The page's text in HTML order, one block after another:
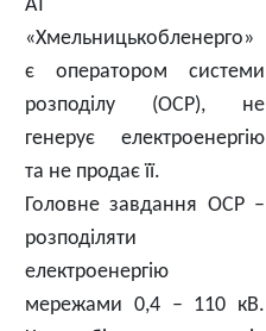
АТ
«Хмельницькобленерго»
є оператором системи
розподілу (ОСР), не
генерує електроенергію
та не продає її.
Головне завдання ОСР –
розподіляти
електроенергію
мережами 0,4 – 110 кВ.